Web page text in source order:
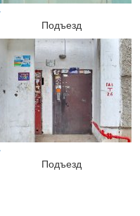
Подъезд
Подъезд